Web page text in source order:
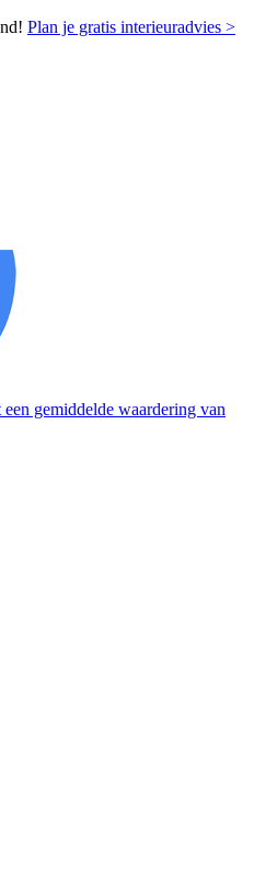
Plan je gratis interieuradvies >
een gemiddelde waardering van